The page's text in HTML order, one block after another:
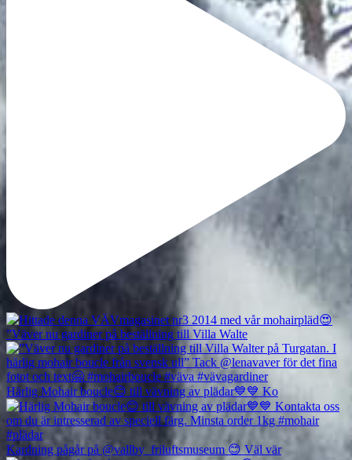
”Väver nu gardiner på beställning till Villa Walte
Härlig Mohair boucle😊 till vävning av plädar💙💙 Ko
Kardning pågår på @vallby_friluftsmuseum 😊 Väl vär